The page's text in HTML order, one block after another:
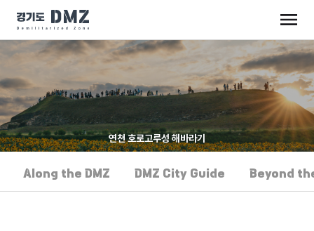
연천 호로고루성 해바라기
Along the DMZ DMZ City Guide Beyond